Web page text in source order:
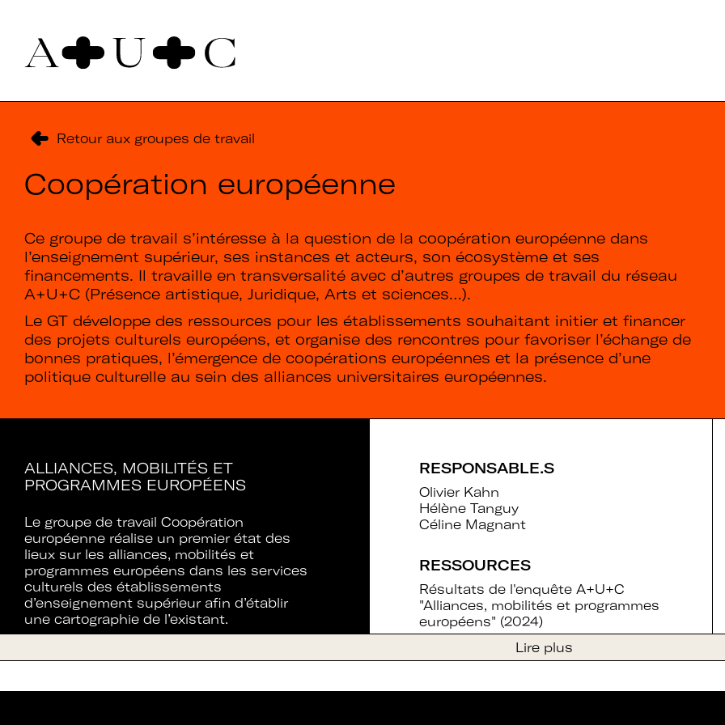
Pour nous contacter
Art + Université + Culture
Université Paris Nanterre – ACA2
92000 Nanterre
Retour aux groupes de travail
Coopération européenne
Ce groupe de travail s’intéresse à la question de la coopération européenne dans
l’enseignement supérieur, ses instances et acteurs, son écosystème et ses
financements. Il travaille en transversalité avec d’autres groupes de travail du réseau
A+U+C (Présence artistique, Juridique, Arts et sciences…).
Le GT développe des ressources pour les établissements souhaitant initier et financer
des projets culturels européens, et organise des rencontres pour favoriser l’échange de
bonnes pratiques, l’émergence de coopérations européennes et la présence d’une
politique culturelle au sein des alliances universitaires européennes.
ALLIANCES, MOBILITÉS ET
PROGRAMMES EUROPÉENS
Le groupe de travail Coopération
européenne réalise un premier état des
lieux sur les alliances, mobilités et
programmes européens dans les services
culturels des établissements
d’enseignement supérieur afin d’établir
une cartographie de l’existant.
RESPONSABLE.S
Olivier Kahn
Hélène Tanguy
Céline Magnant
RESSOURCES
Résultats de l'enquête A+U+C
"Alliances, mobilités et programmes
européens" (2024)
Lire plus